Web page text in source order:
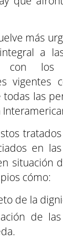
más
a
con los
vigentes
las
en
situación
cómo:
de la
de